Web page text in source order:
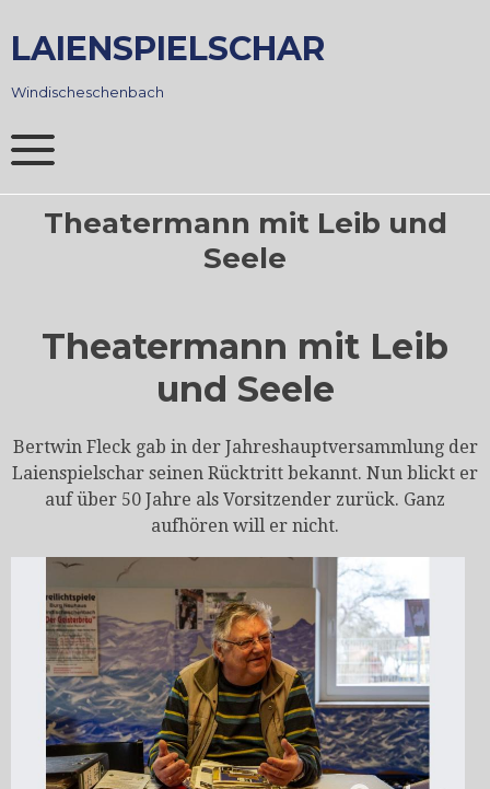
to
content
LAIENSPIELSCHAR
Windischeschenbach
Theatermann mit Leib und
Seele
Theatermann mit Leib
und Seele
Bertwin Fleck gab in der Jahreshauptversammlung der
Laienspielschar seinen Rücktritt bekannt. Nun blickt er
auf über 50 Jahre als Vorsitzender zurück. Ganz
aufhören will er nicht.